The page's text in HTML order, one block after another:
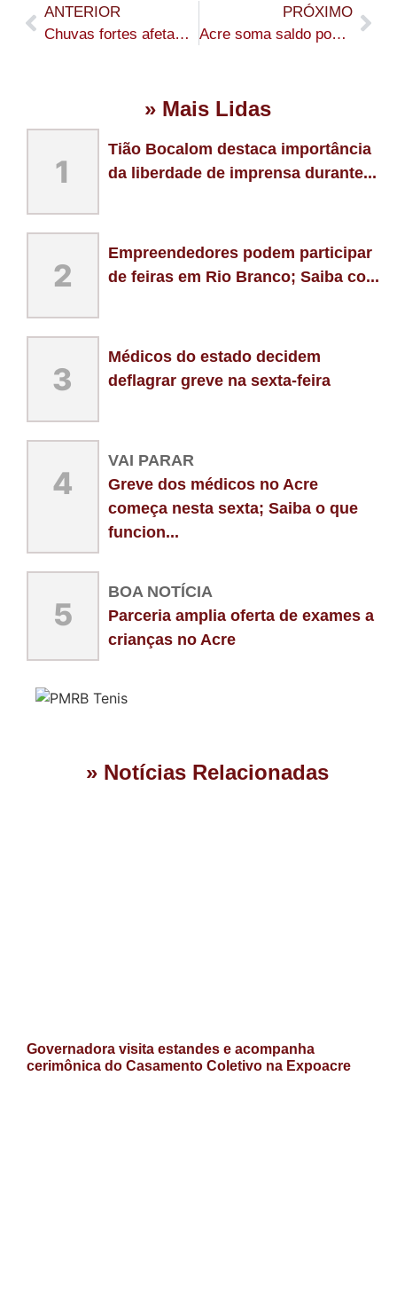
Portal Acre
ANTERIOR
Chuvas fortes afetam famílias de Cruzeiro do Sul; prefeitura presta assistência
PRÓXIMO
Acre soma saldo positivo e gera 16,6 mil empregos com carteira assinada entre janeiro de 2023 e novembro de 2025
» Mais Lidas
1
Tião Bocalom destaca importância
da liberdade de imprensa durante...
2
Empreendedores podem participar
de feiras em Rio Branco; Saiba co...
3
Médicos do estado decidem
deflagrar greve na sexta-feira
4
VAI PARAR
Greve dos médicos no Acre
começa nesta sexta; Saiba o que
funcion...
5
BOA NOTÍCIA
Parceria amplia oferta de exames a
crianças no Acre
» Notícias Relacionadas
Governadora visita estandes e acompanha
cerimônica do Casamento Coletivo na Expoacre